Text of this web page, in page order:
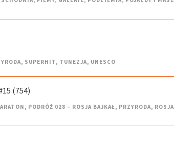
, SUPERHIT, TUNEZJA, UNESCO
(754)
, PODRÓŻ 028 – ROSJA BAJKAŁ, PRZYRODA, ROSJA